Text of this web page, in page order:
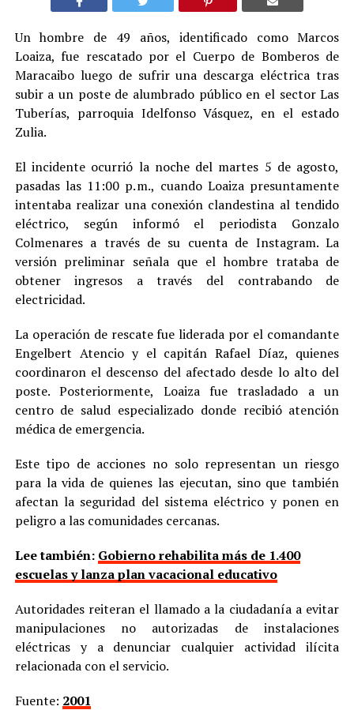
Un hombre de 49 años, identificado como Marcos
Loaiza, fue rescatado por el Cuerpo de Bomberos de
Maracaibo luego de sufrir una descarga eléctrica tras
subir a un poste de alumbrado público en el sector Las
Tuberías, parroquia Idelfonso Vásquez, en el estado
Zulia.
El incidente ocurrió la noche del martes 5 de agosto,
pasadas las 11:00 p. m., cuando Loaiza presuntamente
intentaba realizar una conexión clandestina al tendido
eléctrico, según informó el periodista Gonzalo
Colmenares a través de su cuenta de Instagram. La
versión preliminar señala que el hombre trataba de
obtener ingresos a través del contrabando de
electricidad.
La operación de rescate fue liderada por el comandante
Engelbert Atencio y el capitán Rafael Díaz, quienes
coordinaron el descenso del afectado desde lo alto del
poste. Posteriormente, Loaiza fue trasladado a un
centro de salud especializado donde recibió atención
médica de emergencia.
Este tipo de acciones no solo representan un riesgo
para la vida de quienes las ejecutan, sino que también
afectan la seguridad del sistema eléctrico y ponen en
peligro a las comunidades cercanas.
Lee también: Gobierno rehabilita más de 1.400
escuelas y lanza plan vacacional educativo
Autoridades reiteran el llamado a la ciudadanía a evitar
manipulaciones no autorizadas de instalaciones
eléctricas y a denunciar cualquier actividad ilícita
relacionada con el servicio.
Fuente: 2001